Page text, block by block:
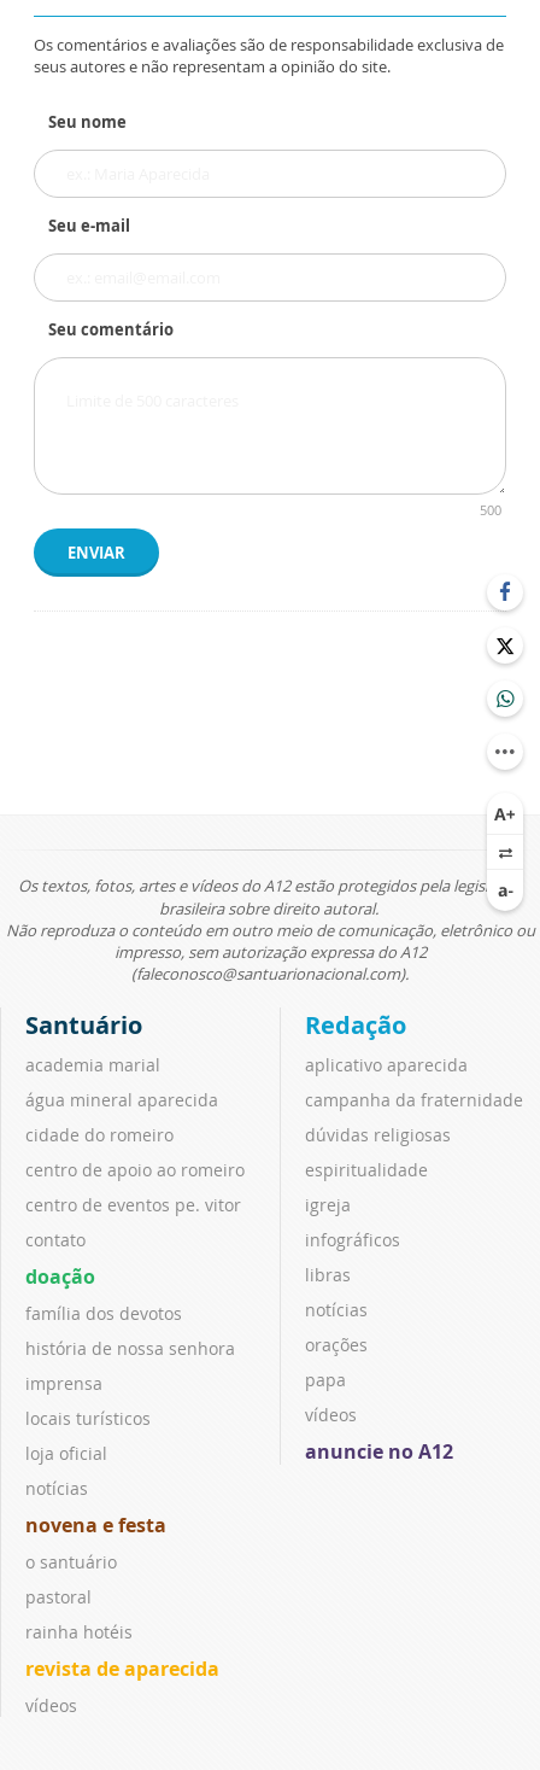
Os comentários e avaliações são de responsabilidade exclusiva de
seus autores e não representam a opinião do site.
Seu nome
Seu e-mail
Seu comentário
500
ENVIAR
Os textos, fotos, artes e vídeos do A12 estão protegidos pela legislação
brasileira sobre direito autoral.
Não reproduza o conteúdo em outro meio de comunicação, eletrônico ou
impresso, sem autorização expressa do A12
(faleconosco@santuarionacional.com).
Santuário
academia marial
água mineral aparecida
cidade do romeiro
centro de apoio ao romeiro
centro de eventos pe. vitor
contato
doação
família dos devotos
história de nossa senhora
imprensa
locais turísticos
loja oficial
notícias
novena e festa
o santuário
pastoral
rainha hotéis
revista de aparecida
vídeos
Redação
aplicativo aparecida
campanha da fraternidade
dúvidas religiosas
espiritualidade
igreja
infográficos
libras
notícias
orações
papa
vídeos
anuncie no A12